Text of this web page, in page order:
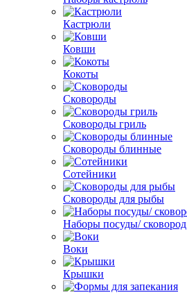
Кастрюли
Ковши
Кокоты
Сковороды
Сковороды гриль
Сковороды блинные
Сотейники
Сковороды для рыбы
Наборы посуды/ сковород
Воки
Крышки